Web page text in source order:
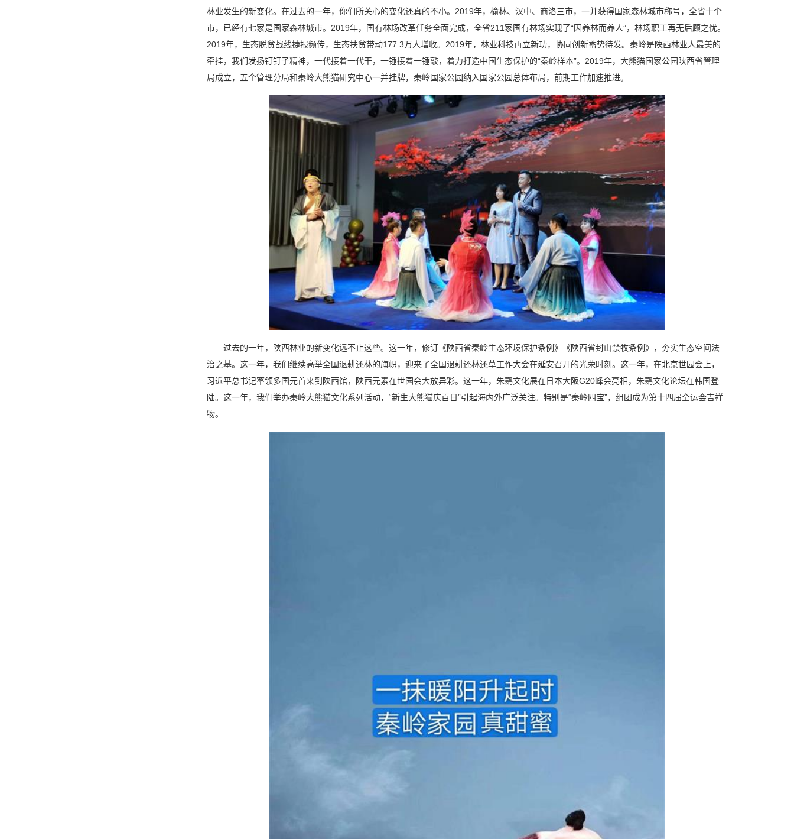
林业发生的新变化。在过去的一年，你们所关心的变化还真的不小。2019年，榆林、汉中、商洛三市，一并获得国家森林城市称号，全省十个
市，已经有七家是国家森林城市。2019年，国有林场改革任务全面完成，全省211家国有林场实现了“因养林而养人”，林场职工再无后顾之忧。
2019年，生态脱贫战线捷报频传，生态扶贫带动177.3万人增收。2019年，林业科技再立新功，协同创新蓄势待发。秦岭是陕西林业人最美的
牵挂，我们发扬钉钉子精神，一代接着一代干，一锤接着一锤敲，着力打造中国生态保护的“秦岭样本”。2019年，大熊猫国家公园陕西省管理
局成立，五个管理分局和秦岭大熊猫研究中心一并挂牌，秦岭国家公园纳入国家公园总体布局，前期工作加速推进。
过去的一年，陕西林业的新变化远不止这些。这一年，修订《陕西省秦岭生态环境保护条例》《陕西省封山禁牧条例》，夯实生态空间法
治之基。这一年，我们继续高举全国退耕还林的旗帜，迎来了全国退耕还林还草工作大会在延安召开的光荣时刻。这一年，在北京世园会上，
习近平总书记率领多国元首来到陕西馆，陕西元素在世园会大放异彩。这一年，朱鹮文化展在日本大阪G20峰会亮相，朱鹮文化论坛在韩国登
陆。这一年，我们举办秦岭大熊猫文化系列活动，“新生大熊猫庆百日”引起海内外广泛关注。特别是“秦岭四宝”，组团成为第十四届全运会吉祥
物。